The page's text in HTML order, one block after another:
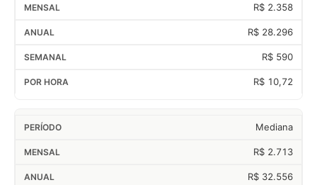
R$ 2.358
R$ 28.296
R$ 590
R$ 10,72
Mediana
R$ 2.713
R$ 32.556